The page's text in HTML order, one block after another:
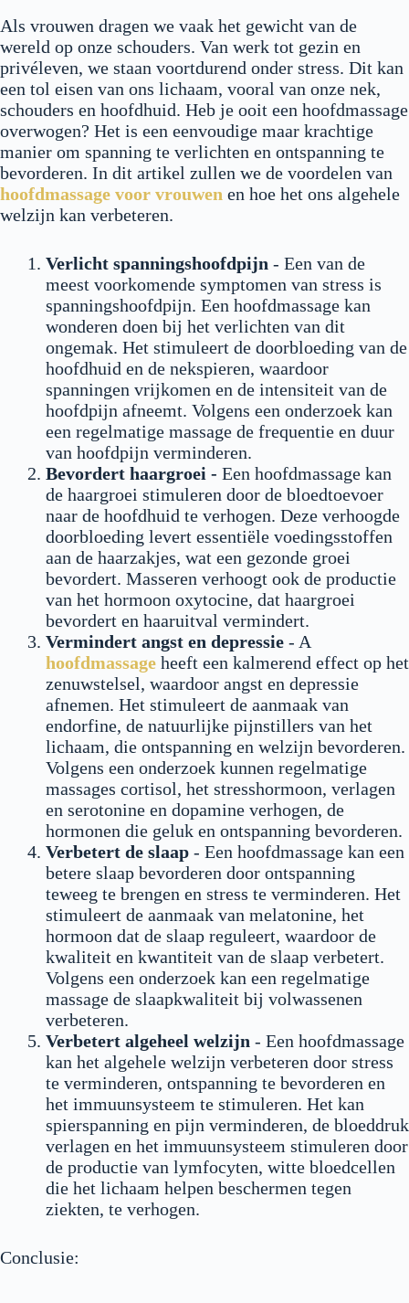
Als vrouwen dragen we vaak het gewicht van de
wereld op onze schouders. Van werk tot gezin en
privéleven, we staan voortdurend onder stress. Dit kan
een tol eisen van ons lichaam, vooral van onze nek,
schouders en hoofdhuid. Heb je ooit een hoofdmassage
overwogen? Het is een eenvoudige maar krachtige
manier om spanning te verlichten en ontspanning te
bevorderen. In dit artikel zullen we de voordelen van
hoofdmassage voor vrouwen en hoe het ons algehele
welzijn kan verbeteren.
Verlicht spanningshoofdpijn - Een van de
meest voorkomende symptomen van stress is
spanningshoofdpijn. Een hoofdmassage kan
wonderen doen bij het verlichten van dit
ongemak. Het stimuleert de doorbloeding van de
hoofdhuid en de nekspieren, waardoor
spanningen vrijkomen en de intensiteit van de
hoofdpijn afneemt. Volgens een onderzoek kan
een regelmatige massage de frequentie en duur
van hoofdpijn verminderen.
Bevordert haargroei - Een hoofdmassage kan
de haargroei stimuleren door de bloedtoevoer
naar de hoofdhuid te verhogen. Deze verhoogde
doorbloeding levert essentiële voedingsstoffen
aan de haarzakjes, wat een gezonde groei
bevordert. Masseren verhoogt ook de productie
van het hormoon oxytocine, dat haargroei
bevordert en haaruitval vermindert.
Vermindert angst en depressie - A
hoofdmassage heeft een kalmerend effect op het
zenuwstelsel, waardoor angst en depressie
afnemen. Het stimuleert de aanmaak van
endorfine, de natuurlijke pijnstillers van het
lichaam, die ontspanning en welzijn bevorderen.
Volgens een onderzoek kunnen regelmatige
massages cortisol, het stresshormoon, verlagen
en serotonine en dopamine verhogen, de
hormonen die geluk en ontspanning bevorderen.
Verbetert de slaap - Een hoofdmassage kan een
betere slaap bevorderen door ontspanning
teweeg te brengen en stress te verminderen. Het
stimuleert de aanmaak van melatonine, het
hormoon dat de slaap reguleert, waardoor de
kwaliteit en kwantiteit van de slaap verbetert.
Volgens een onderzoek kan een regelmatige
massage de slaapkwaliteit bij volwassenen
verbeteren.
Verbetert algeheel welzijn - Een hoofdmassage
kan het algehele welzijn verbeteren door stress
te verminderen, ontspanning te bevorderen en
het immuunsysteem te stimuleren. Het kan
spierspanning en pijn verminderen, de bloeddruk
verlagen en het immuunsysteem stimuleren door
de productie van lymfocyten, witte bloedcellen
die het lichaam helpen beschermen tegen
ziekten, te verhogen.
Conclusie: